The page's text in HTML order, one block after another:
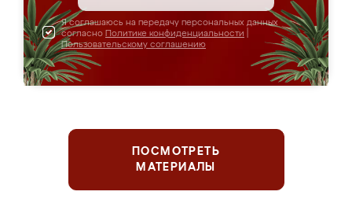
Я соглашаюсь на передачу персональных данных
согласно Политике конфиденциальности
Пользовательскому соглашению
ПОСМОТРЕТЬ
МАТЕРИАЛЫ